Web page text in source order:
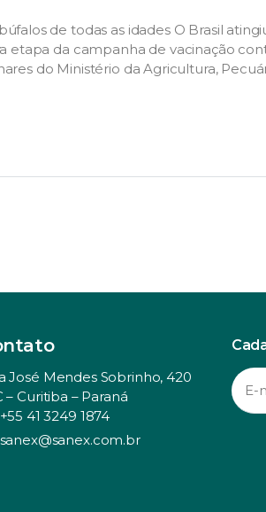
de todas as idades O Brasil
etapa da campanha de vacinação
do Ministério da Agricultura,
José Mendes Sobrinho, 420
– Curitiba – Paraná
+55 41 3249 1874
sanex@sanex.com.br